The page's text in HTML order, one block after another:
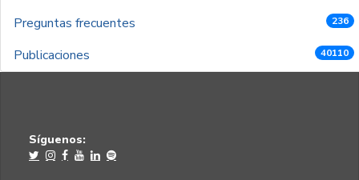
Preguntas frecuentes 236
Publicaciones 40110
Síguenos: